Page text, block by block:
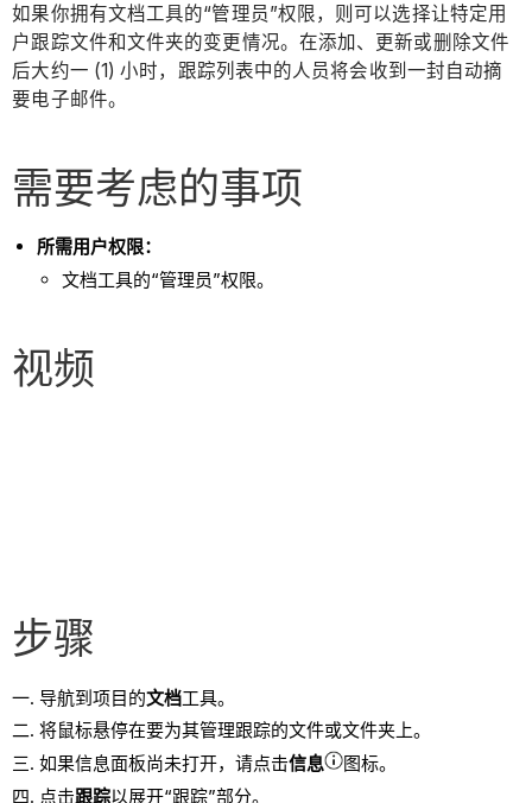
如果你拥有文档工具的“管理员”权限，则可以选择让特定用
户跟踪文件和文件夹的变更情况。在添加、更新或删除文件
后大约一 (1) 小时，跟踪列表中的人员将会收到一封自动摘
要电子邮件。
需要考虑的事项
所需用户权限：
文档工具的“管理员”权限。
视频
步骤
导航到项目的文档工具。
将鼠标悬停在要为其管理跟踪的文件或文件夹上。
如果信息面板尚未打开，请点击信息
图标。
点击跟踪以展开“跟踪”部分。